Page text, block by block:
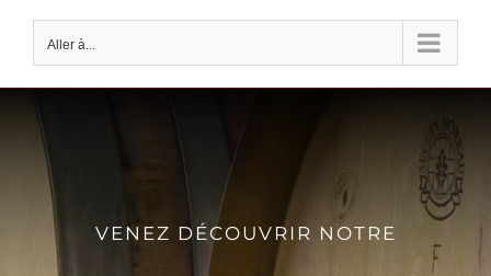
Aller à...
VENEZ DÉCOUVRIR NOTRE